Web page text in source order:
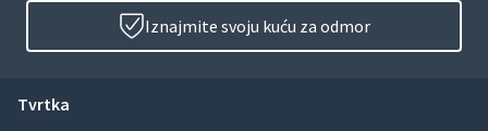
Iznajmite svoju kuću za odmor
Tvrtka